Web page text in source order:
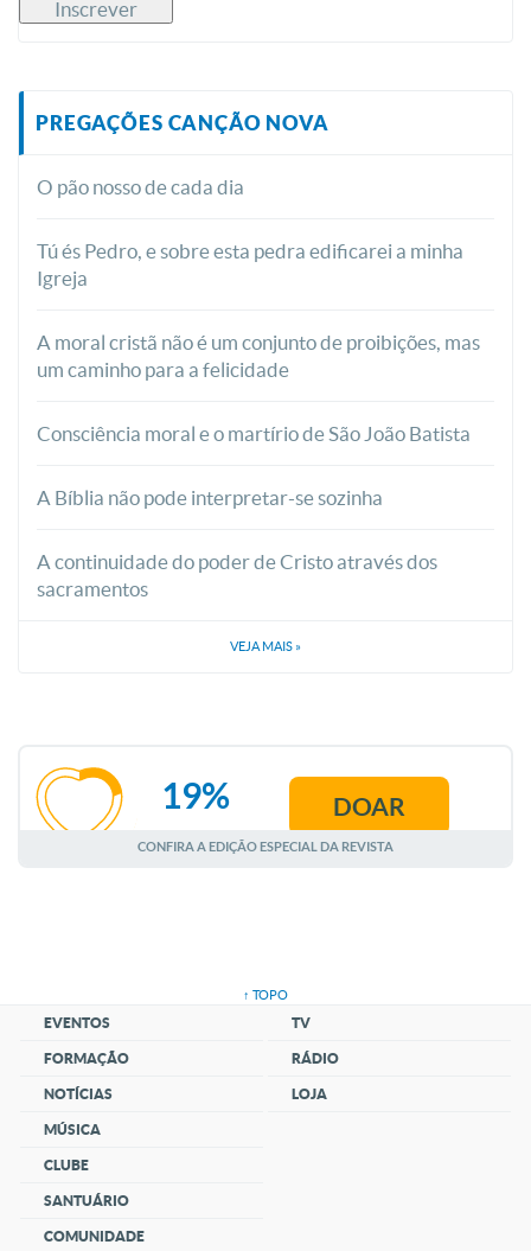
PREGAÇÕES CANÇÃO NOVA
O pão nosso de cada dia
Tú és Pedro, e sobre esta pedra edificarei a minha
Igreja
A moral cristã não é um conjunto de proibições, mas
um caminho para a felicidade
Consciência moral e o martírio de São João Batista
A Bíblia não pode interpretar-se sozinha
A continuidade do poder de Cristo através dos
sacramentos
VEJA MAIS »
AGOSTO
19% DOAR
CONFIRA A EDIÇÃO ESPECIAL DA REVISTA
↑ TOPO
EVENTOS
FORMAÇÃO
NOTÍCIAS
MÚSICA
CLUBE
SANTUÁRIO
COMUNIDADE
TV
RÁDIO
LOJA